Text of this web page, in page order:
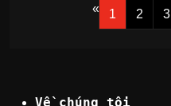
« 1 2 3
Về chúng tôi